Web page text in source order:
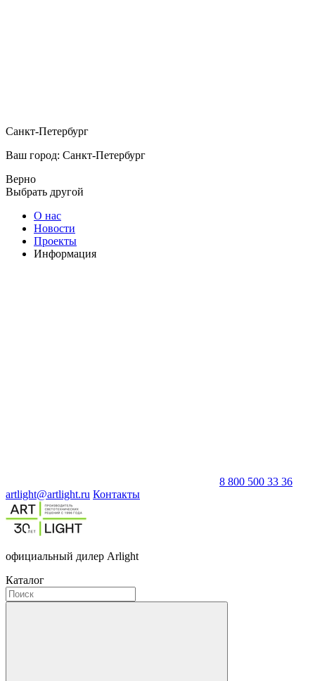
Санкт-Петербург
Ваш город: Санкт-Петербург
Верно
Выбрать другой
О нас
Новости
Проекты
Информация
8 800 500 33 36
artlight@artlight.ru Контакты
официальный дилер Arlight
Каталог